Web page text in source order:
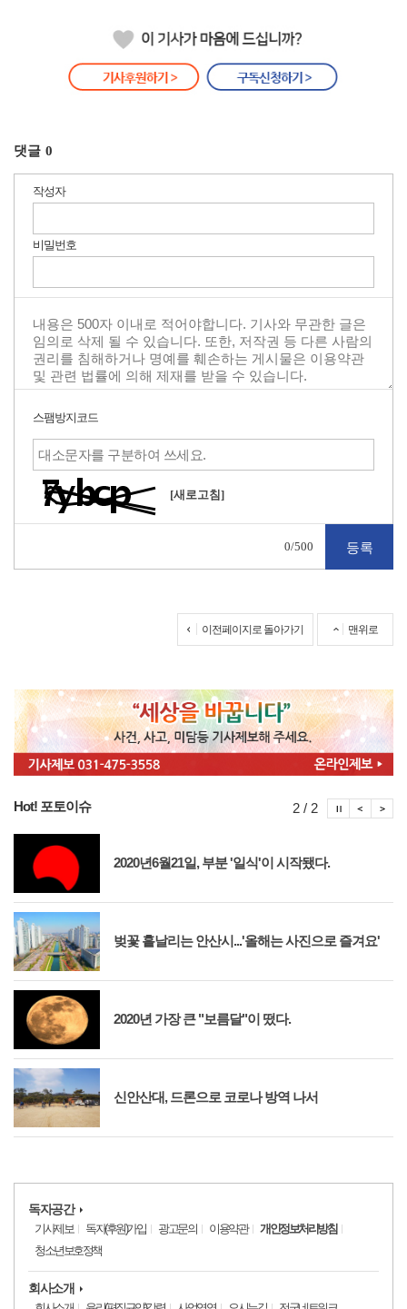
댓글 0
작성자
비밀번호
스팸방지코드
[새로고침]
0/500
이전페이지로 돌아가기 맨위로
Hot! 포토이슈
2020년6월21일, 부분 '일식'이 시작됐다.
벚꽃 흩날리는 안산시...'올해는 사진으로 즐겨요'
2020년 가장 큰 "보름달"이 떴다.
신안산대, 드론으로 코로나 방역 나서
2 / 2 포
포토이
독자공간
기사제보 독자(후원)가입 광고문의 이용약관
개인정보처리방침
청소년보호정책
회사소개